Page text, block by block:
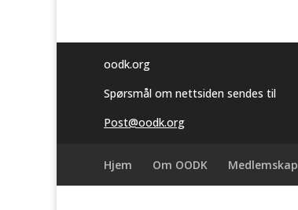
oodk.org
Spørsmål om nettsiden sendes til
Post@oodk.org
Hjem Om OODK Medlemskap